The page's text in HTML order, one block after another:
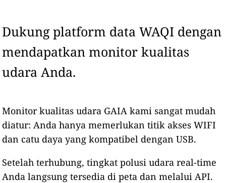
Dukung platform data WAQI dengan
mendapatkan monitor kualitas
udara Anda.
Monitor kualitas udara GAIA kami sangat mudah
diatur: Anda hanya memerlukan titik akses WIFI
dan catu daya yang kompatibel dengan USB.
Setelah terhubung, tingkat polusi udara real-time
Anda langsung tersedia di peta dan melalui API.